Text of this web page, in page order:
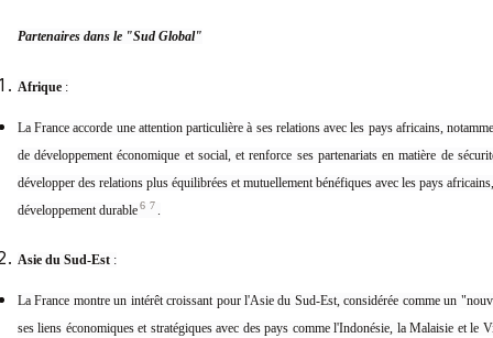
Partenaires dans le "Sud Global"
Afrique :
La France accorde une attention particulière à ses relations avec les pays africains,
de développement économique et social, et renforce ses partenariats en matière de
développer des relations plus équilibrées et mutuellement bénéfiques avec les pays
développement durable6 7 .
Asie du Sud-Est :
La France montre un intérêt croissant pour l'Asie du Sud-Est, considérée comme un
ses liens économiques et stratégiques avec des pays comme l'Indonésie, la Malaisie et le